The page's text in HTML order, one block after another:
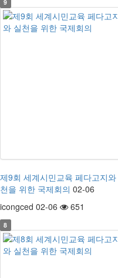
9
제9회 세계시민교육 페다고지와
천을 위한 국제회의 02-06
icongced 02-06
651
8